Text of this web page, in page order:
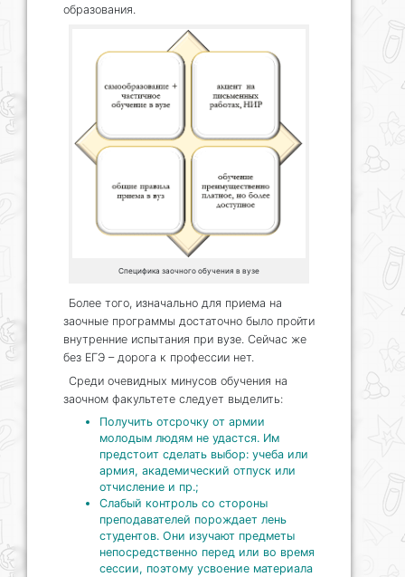
образования.
Специфика заочного обучения в вузе
Более того, изначально для приема на
заочные программы достаточно было пройти
внутренние испытания при вузе. Сейчас же
без ЕГЭ – дорога к профессии нет.
Среди очевидных минусов обучения на
заочном факультете следует выделить:
Получить отсрочку от армии
молодым людям не удастся. Им
предстоит сделать выбор: учеба или
армия, академический отпуск или
отчисление и пр.;
Слабый контроль со стороны
преподавателей порождает лень
студентов. Они изучают предметы
непосредственно перед или во время
сессии, поэтому усвоение материала